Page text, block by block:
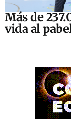
Más de
vida al